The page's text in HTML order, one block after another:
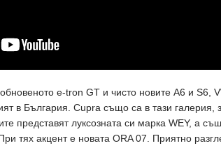
e-tron GT и чисто новите A6 и S6,
в България. Cupra също са в тази галерия,
представят луксозната си марка WEY, а
тях акцент е новата ORA 07. Приятно